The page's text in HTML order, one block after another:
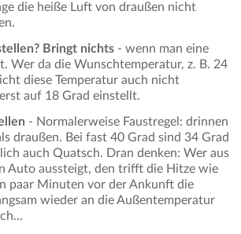
die heiße Luft von draußen nicht
Bringt nichts - wenn man eine
Wer da die Wunschtemperatur, z. B. 24
diese Temperatur auch nicht
auf 18 Grad einstellt.
- Normalerweise Faustregel: drinnen
draußen. Bei fast 40 Grad sind 34 Grad
auch Quatsch. Dran denken: Wer aus
Auto aussteigt, den trifft die Hitze wie
paar Minuten vor der Ankunft die
wieder an die Außentemperatur